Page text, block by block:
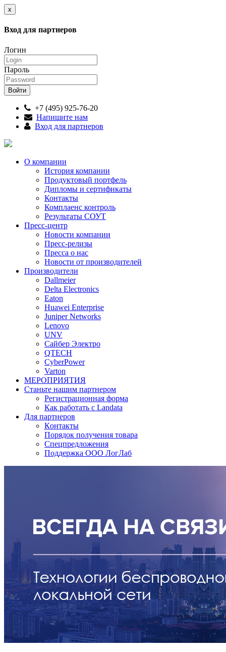
x
Вход для партнеров
Логин
Пароль
+7 (495) 925-76-20
Напишите нам
Вход для партнеров
О компании
История компании
Продуктовый портфель
Дипломы и сертификаты
Контакты
Комплаенс контроль
Результаты СОУТ
Пресс-центр
Новости компании
Пресс-релизы
Пресса о нас
Новости от производителей
Производители
Dallmeier
Delta Electronics
Eaton
Huawei Enterprise
Juniper Networks
Lenovo
UNV
Сайбер Электро
QTECH
CyberPower
Varton
МЕРОПРИЯТИЯ
Станьте нашим партнером
Регистрационная форма
Как работать с Landata
Для партнеров
Кoнтaкты
Порядок получения товара
Спецпредложения
Поддержка ООО ЛогЛаб